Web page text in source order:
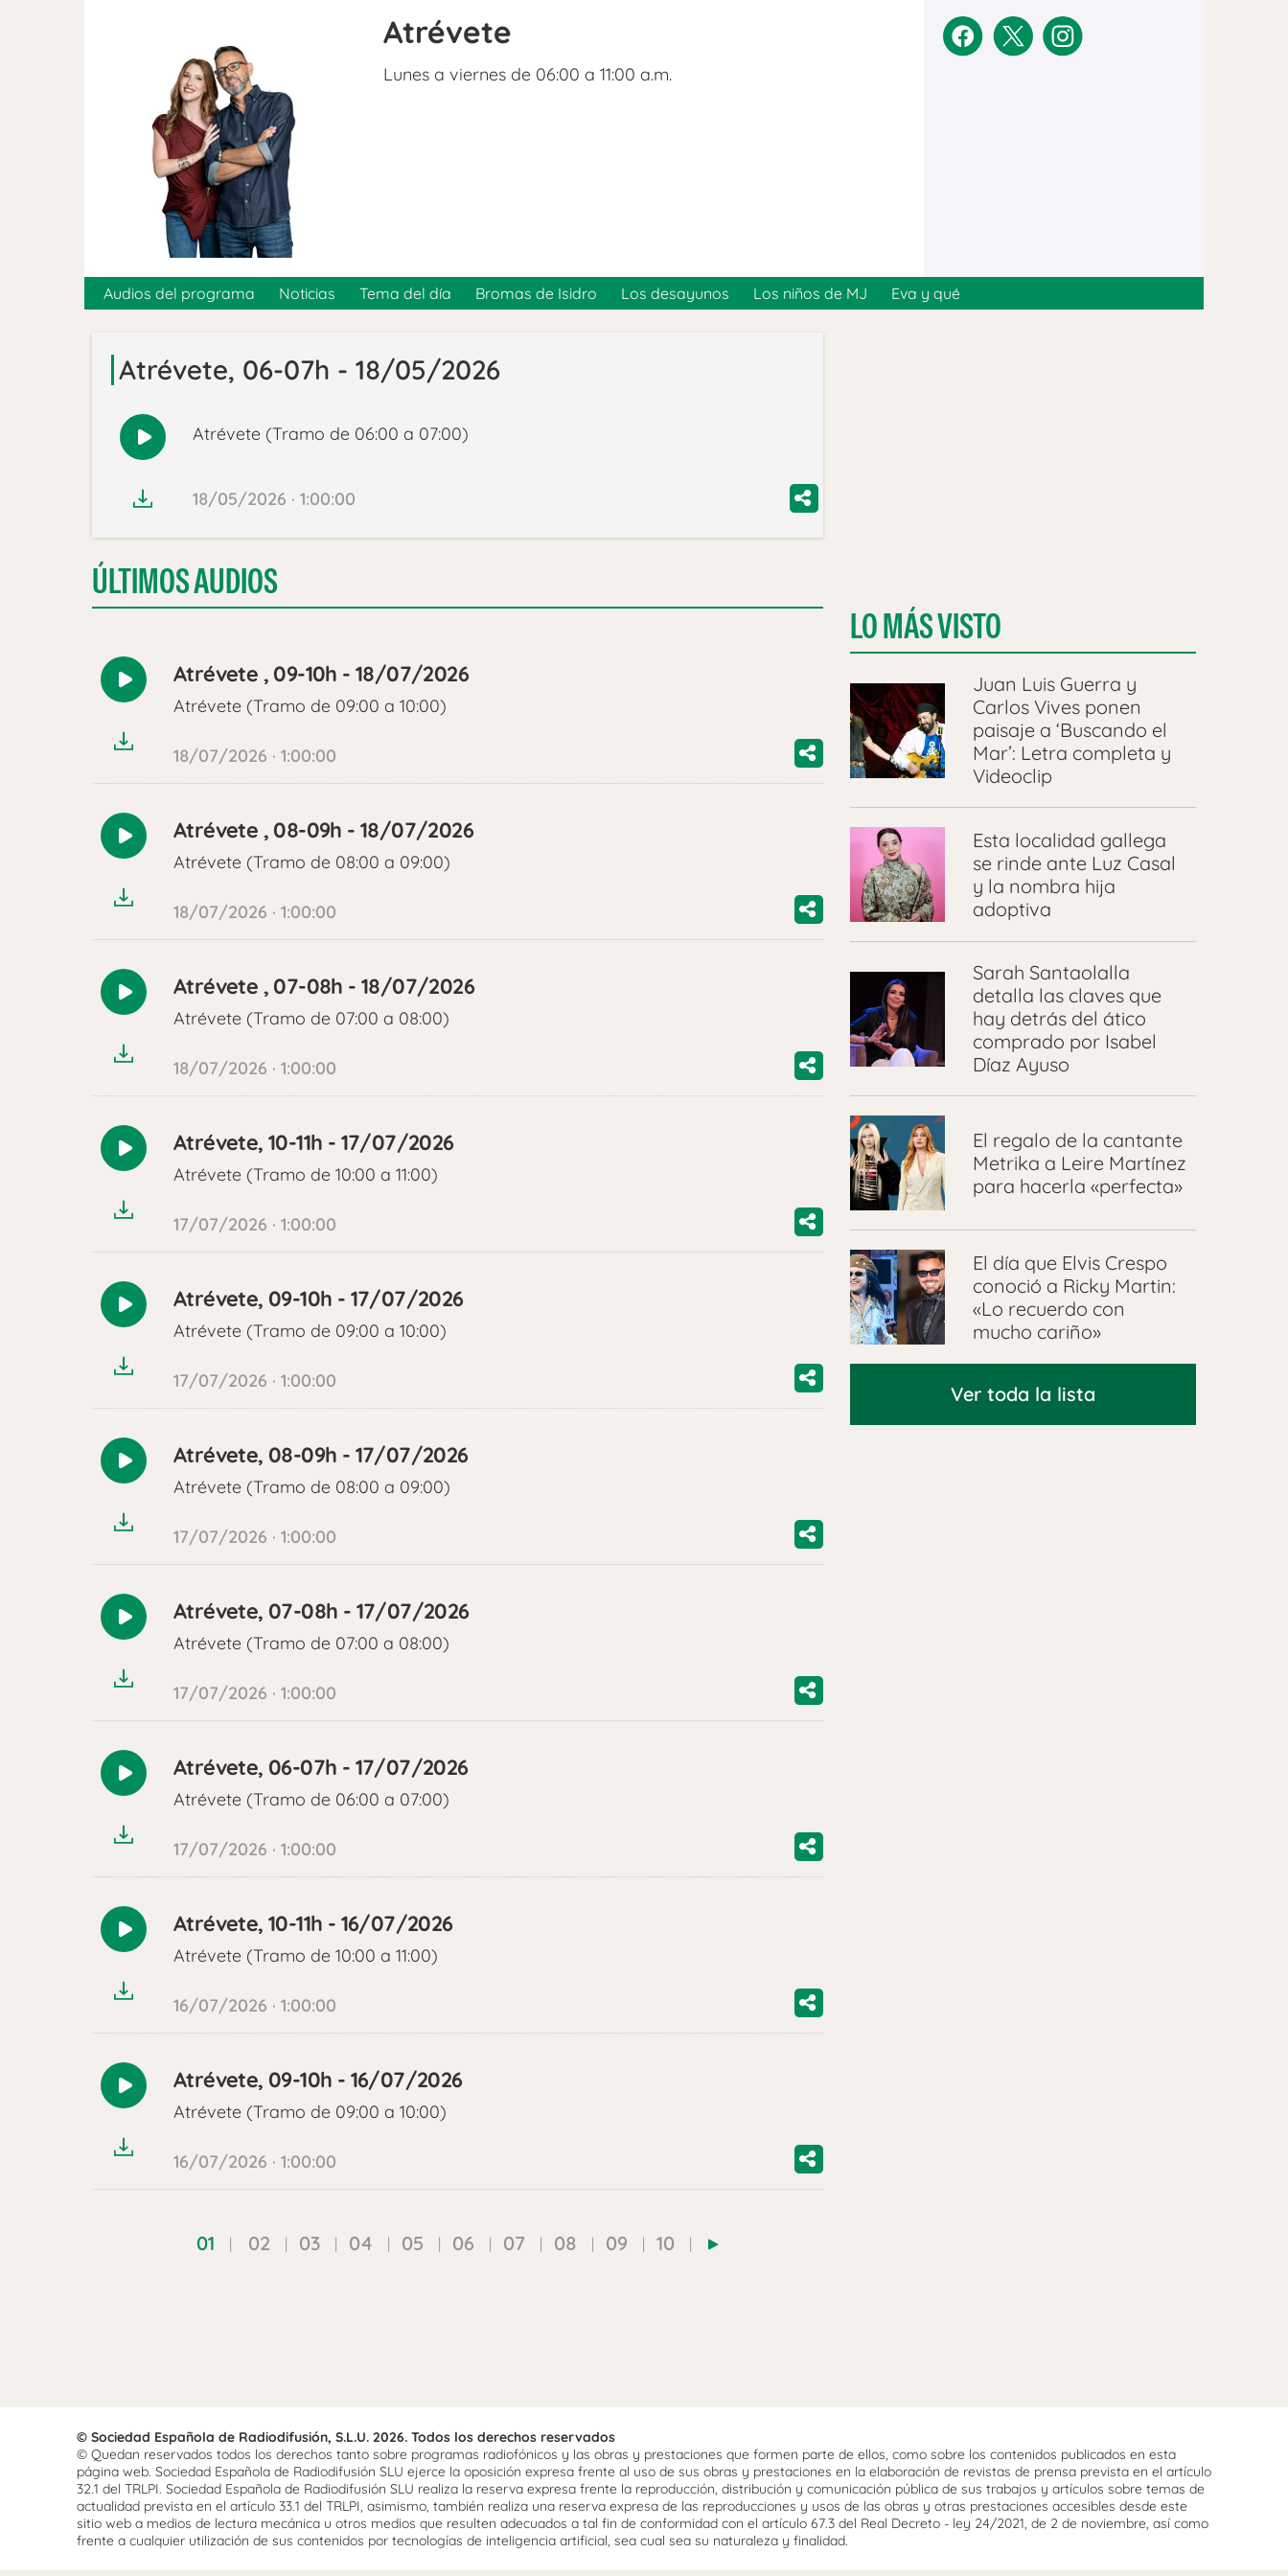
Atrévete
Lunes a viernes de 06:00 a 11:00 a.m.
Audios del programa Noticias Tema del día Bromas de Isidro Los desayunos Los niños de MJ Eva y qué
Atrévete, 06-07h - 18/05/2026
Reproducir
Atrévete (Tramo de 06:00 a 07:00)
18/05/2026 · 1:00:00
ÚLTIMOS AUDIOS
Reproducir
Atrévete , 09-10h - 18/07/2026
Atrévete (Tramo de 09:00 a 10:00)
18/07/2026 · 1:00:00
Reproducir
Atrévete , 08-09h - 18/07/2026
Atrévete (Tramo de 08:00 a 09:00)
18/07/2026 · 1:00:00
Reproducir
Atrévete , 07-08h - 18/07/2026
Atrévete (Tramo de 07:00 a 08:00)
18/07/2026 · 1:00:00
Reproducir
Atrévete, 10-11h - 17/07/2026
Atrévete (Tramo de 10:00 a 11:00)
17/07/2026 · 1:00:00
Reproducir
Atrévete, 09-10h - 17/07/2026
Atrévete (Tramo de 09:00 a 10:00)
17/07/2026 · 1:00:00
Reproducir
Atrévete, 08-09h - 17/07/2026
Atrévete (Tramo de 08:00 a 09:00)
17/07/2026 · 1:00:00
Reproducir
Atrévete, 07-08h - 17/07/2026
Atrévete (Tramo de 07:00 a 08:00)
17/07/2026 · 1:00:00
Reproducir
Atrévete, 06-07h - 17/07/2026
Atrévete (Tramo de 06:00 a 07:00)
17/07/2026 · 1:00:00
Reproducir
Atrévete, 10-11h - 16/07/2026
Atrévete (Tramo de 10:00 a 11:00)
16/07/2026 · 1:00:00
Reproducir
Atrévete, 09-10h - 16/07/2026
Atrévete (Tramo de 09:00 a 10:00)
16/07/2026 · 1:00:00
01 02 03 04 05 06 07 08 09 10
LO MÁS VISTO
Juan Luis Guerra y
Carlos Vives ponen
paisaje a ‘Buscando el
Mar’: Letra completa y
Videoclip
Esta localidad gallega
se rinde ante Luz Casal
y la nombra hija
adoptiva
Sarah Santaolalla
detalla las claves que
hay detrás del ático
comprado por Isabel
Díaz Ayuso
El regalo de la cantante
Metrika a Leire Martínez
para hacerla «perfecta»
El día que Elvis Crespo
conoció a Ricky Martin:
«Lo recuerdo con
mucho cariño»
Ver toda la lista
© Sociedad Española de Radiodifusión, S.L.U. 2026. Todos los derechos reservados
© Quedan reservados todos los derechos tanto sobre programas radiofónicos y las obras y prestaciones que formen parte de ellos, como sobre los contenidos publicados en esta
página web. Sociedad Española de Radiodifusión SLU ejerce la oposición expresa frente al uso de sus obras y prestaciones en la elaboración de revistas de prensa prevista en el artículo
32.1 del TRLPI. Sociedad Española de Radiodifusión SLU realiza la reserva expresa frente la reproducción, distribución y comunicación pública de sus trabajos y artículos sobre temas de
actualidad prevista en el artículo 33.1 del TRLPI, asimismo, también realiza una reserva expresa de las reproducciones y usos de las obras y otras prestaciones accesibles desde este
sitio web a medios de lectura mecánica u otros medios que resulten adecuados a tal fin de conformidad con el artículo 67.3 del Real Decreto - ley 24/2021, de 2 de noviembre, así como
frente a cualquier utilización de sus contenidos por tecnologías de inteligencia artificial, sea cual sea su naturaleza y finalidad.